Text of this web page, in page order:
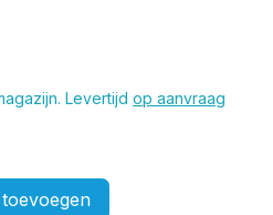
Levertijd op aanvraag